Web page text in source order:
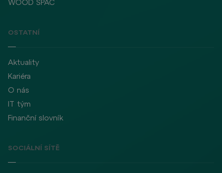
WOOD SPAC
OSTATNÍ
Aktuality
Kariéra
O nás
IT tým
Finanční slovník
SOCIÁLNÍ SÍTĚ